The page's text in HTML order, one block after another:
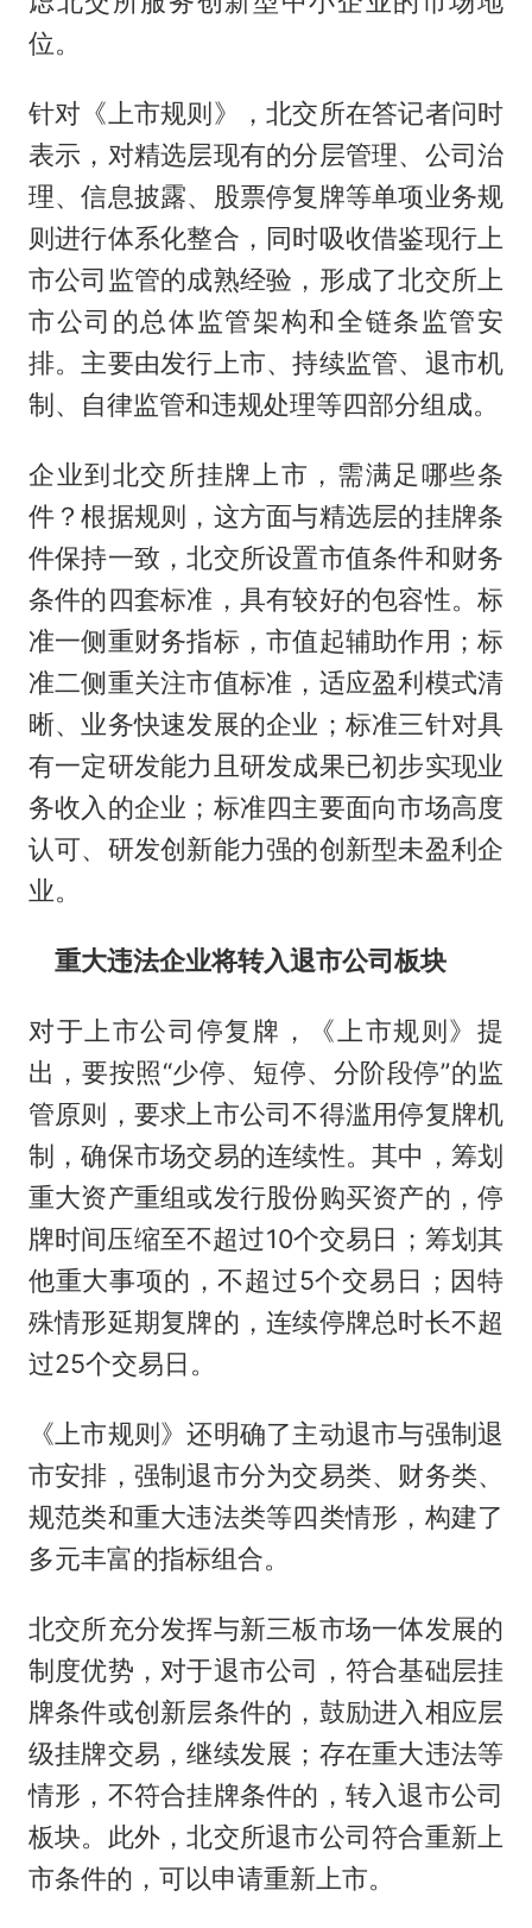
位。
针对《上市规则》，北交所在答记者问时
表示，对精选层现有的分层管理、公司治
理、信息披露、股票停复牌等单项业务规
则进行体系化整合，同时吸收借鉴现行上
市公司监管的成熟经验，形成了北交所上
市公司的总体监管架构和全链条监管安
排。主要由发行上市、持续监管、退市机
制、自律监管和违规处理等四部分组成。
企业到北交所挂牌上市，需满足哪些条
件？根据规则，这方面与精选层的挂牌条
件保持一致，北交所设置市值条件和财务
条件的四套标准，具有较好的包容性。标
准一侧重财务指标，市值起辅助作用；标
准二侧重关注市值标准，适应盈利模式清
晰、业务快速发展的企业；标准三针对具
有一定研发能力且研发成果已初步实现业
务收入的企业；标准四主要面向市场高度
认可、研发创新能力强的创新型未盈利企
业。
重大违法企业将转入退市公司板块
对于上市公司停复牌，《上市规则》提
出，要按照“少停、短停、分阶段停”的监
管原则，要求上市公司不得滥用停复牌机
制，确保市场交易的连续性。其中，筹划
重大资产重组或发行股份购买资产的，停
牌时间压缩至不超过10个交易日；筹划其
他重大事项的，不超过5个交易日；因特
殊情形延期复牌的，连续停牌总时长不超
过25个交易日。
《上市规则》还明确了主动退市与强制退
市安排，强制退市分为交易类、财务类、
规范类和重大违法类等四类情形，构建了
多元丰富的指标组合。
北交所充分发挥与新三板市场一体发展的
制度优势，对于退市公司，符合基础层挂
牌条件或创新层条件的，鼓励进入相应层
级挂牌交易，继续发展；存在重大违法等
情形，不符合挂牌条件的，转入退市公司
板块。此外，北交所退市公司符合重新上
市条件的，可以申请重新上市。